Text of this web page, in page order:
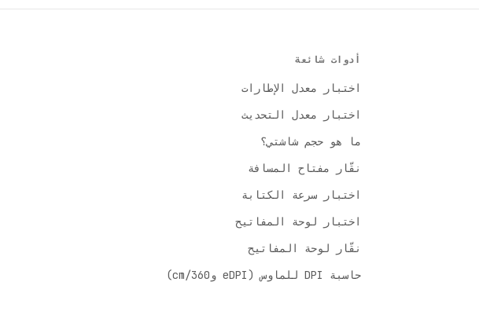
أدوات شائعة
اختبار معدل الإطارات
اختبار معدل التحديث
ما هو حجم شاشتي؟
نقّار مفتاح المسافة
اختبار سرعة الكتابة
اختبار لوحة المفاتيح
نقّار لوحة المفاتيح
حاسبة DPI للماوس (eDPI وcm/360)